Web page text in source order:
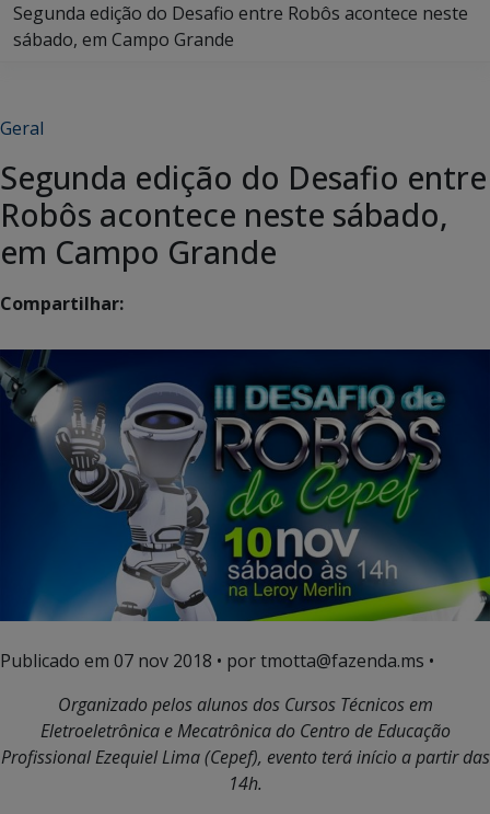
Segunda edição do Desafio entre Robôs acontece neste
sábado, em Campo Grande
Geral
Segunda edição do Desafio entre
Robôs acontece neste sábado,
em Campo Grande
Compartilhar:
Publicado em 07 nov 2018 • por tmotta@fazenda.ms •
Organizado pelos alunos dos Cursos Técnicos em
Eletroeletrônica e Mecatrônica do Centro de Educação
Profissional Ezequiel Lima (Cepef), evento terá início a partir das
14h.